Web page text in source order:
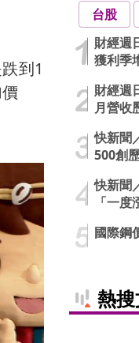
到1
台股
財經週
獲利季
財經週
月營收
快新聞
500創
快新聞
「一
國際鋼
熱